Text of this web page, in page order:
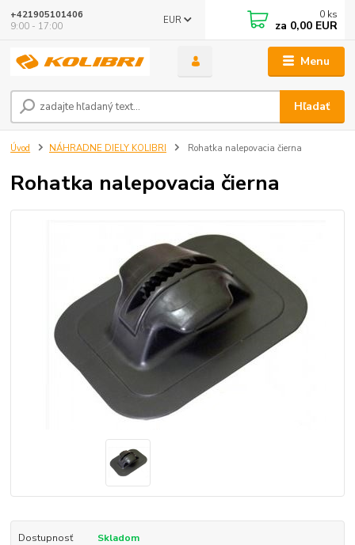
Menu
EUR
Hľadať
+421905101406
9:00 - 17:00
0 ks
za 0,00 EUR
Úvod NÁHRADNE DIELY KOLIBRI Rohatka nalepovacia čierna
Rohatka nalepovacia čierna
Dostupnosť Skladom